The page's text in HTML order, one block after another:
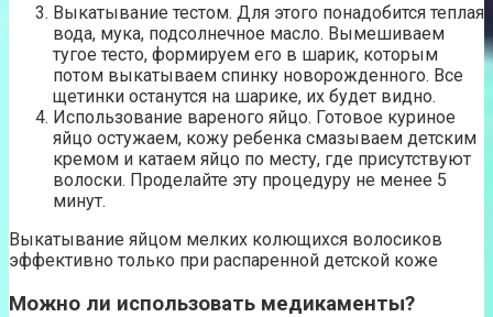
Выкатывание тестом. Для этого понадобится теплая
вода, мука, подсолнечное масло. Вымешиваем
тугое тесто, формируем его в шарик, которым
потом выкатываем спинку новорожденного. Все
щетинки останутся на шарике, их будет видно.
Использование вареного яйцо. Готовое куриное
яйцо остужаем, кожу ребенка смазываем детским
кремом и катаем яйцо по месту, где присутствуют
волоски. Проделайте эту процедуру не менее 5
минут.
Выкатывание яйцом мелких колющихся волосиков
эффективно только при распаренной детской коже
Можно ли использовать медикаменты?